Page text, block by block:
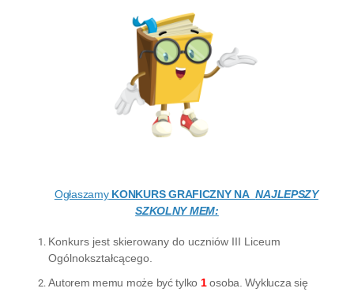
OgłaszamyKONKURS GRAFICZNY NANAJLEPSZY
SZKOLNY MEM:
Konkurs jest skierowany do uczniów III Liceum
Ogólnokształcącego.
Autorem memu może być tylko 1osoba. Wyklucza się